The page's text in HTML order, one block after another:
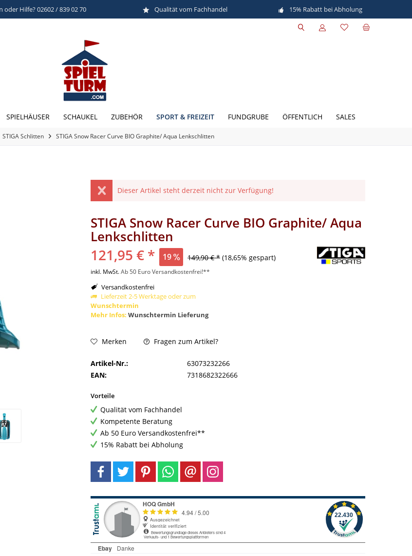
oder Hilfe? 02602 / 839 02 70 Qualität vom Fachhandel 15% Rabatt bei Abholung
SPIELHÄUSER SCHAUKEL ZUBEHÖR SPORT & FREIZEIT FUNDGRUBE ÖFFENTLICH SALES
STIGA Schlitten STIGA Snow Racer Curve BIO Graphite/ Aqua Lenkschlitten
Dieser Artikel steht derzeit nicht zur Verfügung!
STIGA Snow Racer Curve BIO Graphite/ Aqua
Lenkschlitten
121,95 € * 19 149,90 € * (18,65% gespart)
inkl. MwSt.Ab 50 Euro Versandkostenfrei!**
Versandkostenfrei
Lieferzeit 2-5 Werktage oder zum
Wunschtermin
Mehr Infos: Wunschtermin Lieferung
Merken Fragen zum Artikel?
Artikel-Nr.:
63073232266
EAN:
7318682322666
Vorteile
Qualität vom Fachhandel
Kompetente Beratung
Ab 50 Euro Versandkostenfrei**
15% Rabatt bei Abholung